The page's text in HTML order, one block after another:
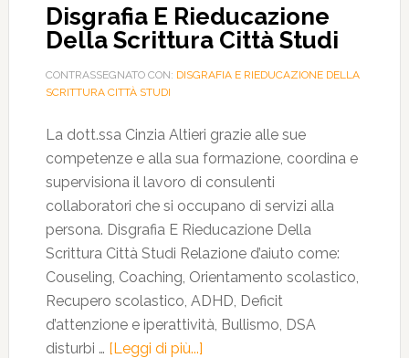
Disgrafia E Rieducazione
Della Scrittura Città Studi
CONTRASSEGNATO CON: DISGRAFIA E RIEDUCAZIONE DELLA
SCRITTURA CITTÀ STUDI
La dott.ssa Cinzia Altieri grazie alle sue
competenze e alla sua formazione, coordina e
supervisiona il lavoro di consulenti
collaboratori che si occupano di servizi alla
persona. Disgrafia E Rieducazione Della
Scrittura Città Studi Relazione d’aiuto come:
Couseling, Coaching, Orientamento scolastico,
Recupero scolastico, ADHD, Deficit
d’attenzione e iperattività, Bullismo, DSA
disturbi … [Leggi di più...]